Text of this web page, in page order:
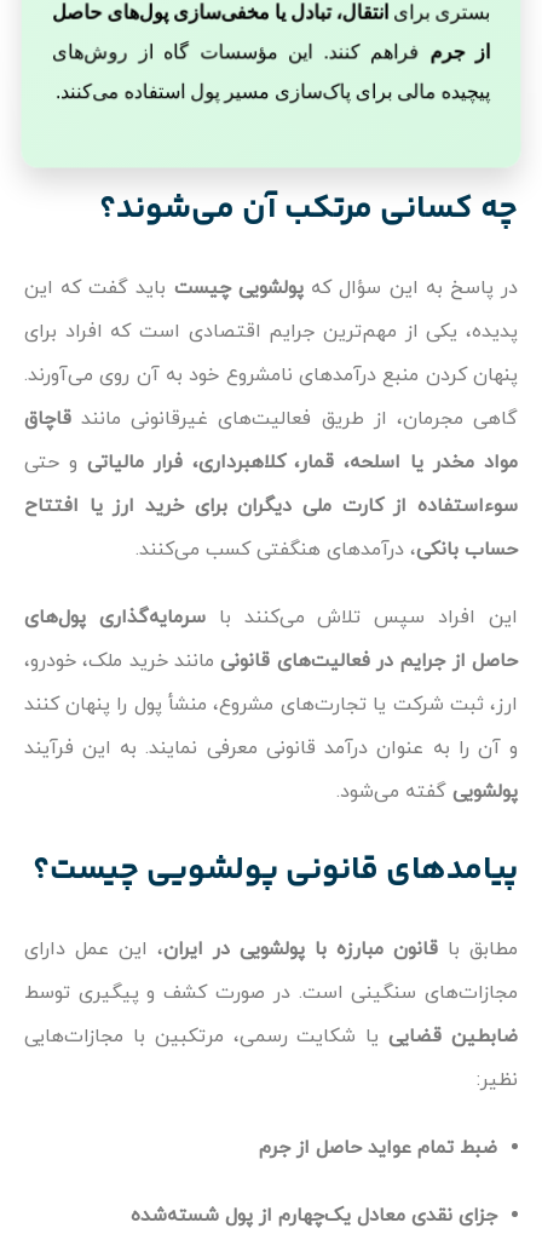
بستری برای انتقال، تبادل یا مخفی‌سازی پول‌های حاصل
از جرم فراهم کنند. این مؤسسات گاه از روش‌های
پیچیده مالی برای پاک‌سازی مسیر پول استفاده می‌کنند.
چه کسانی مرتکب آن می‌شوند؟
در پاسخ به این سؤال کهپولشویی چیست باید گفت که این
پدیده، یکی از مهم‌ترین جرایم اقتصادی است که افراد برای
پنهان کردن منبع درآمدهای نامشروع خود به آن روی می‌آورند.
گاهی مجرمان، از طریق فعالیت‌های غیرقانونی مانندقاچاق
مواد مخدر یا اسلحه، قمار، کلاهبرداری، فرار مالیاتی و حتی
سوءاستفاده از کارت ملی دیگران برای خرید ارز یا افتتاح
حساب بانکی، درآمدهای هنگفتی کسب می‌کنند.
این افراد سپس تلاش می‌کنند باسرمایه‌گذاری پول‌های
حاصل از جرایم در فعالیت‌های قانونیمانند خرید ملک، خودرو،
ارز، ثبت شرکت یا تجارت‌های مشروع، منشأ پول را پنهان کنند
و آن را به عنوان درآمد قانونی معرفی نمایند. به این فرآیند
پولشوییگفته می‌شود.
پیامدهای قانونی پولشویی چیست؟
مطابق با قانون مبارزه با پولشویی در ایران، این عمل دارای
مجازات‌های سنگینی است. در صورت کشف و پیگیری توسط
ضابطین قضایییا شکایت رسمی، مرتکبین با مجازات‌هایی
نظیر:
ضبط تمام عواید حاصل از جرم
جزای نقدی معادل یک‌چهارم از پول شسته‌شده